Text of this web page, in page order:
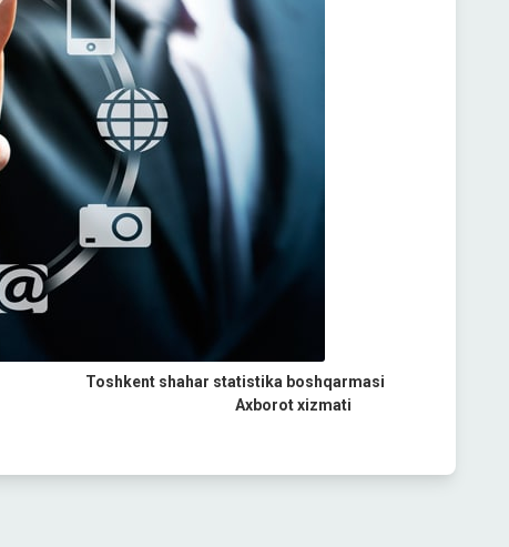
Toshkent shahar statistika boshqarmasi
Axborot xizmati